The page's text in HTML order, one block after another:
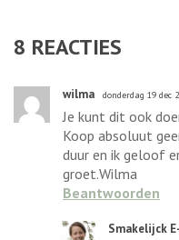
8 REACTIES
wilma donderdag 19 dec
Je kunt dit ook
Koop absoluut
duur en ik geloof
groet.Wilma
Beantwoorden
Smakelijck